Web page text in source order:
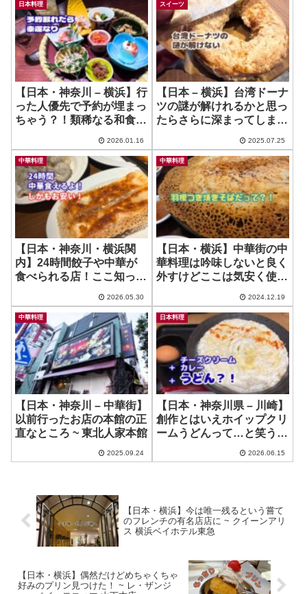
日本料理
【日本・神奈川 – 横浜】行
った人優先で予約が埋まっ
ちゃう？！類稀なる和食の
2026.01.16
スイーツ
【日本 – 横浜】台湾ドーナ
ツの謎が解けれるかと思っ
たらさらに深まってしまっ
2025.07.25
中華料理
【日本・神奈川・横浜関
内】24時間餃子や中華が
食べられる店！ここ知っと
2026.05.30
中華料理
【日本・横浜】中華街の中
華料理は吟味しないと良く
外すけどここは気安く使え
2024.12.19
中華料理
【日本・神奈川 – 中華街】
以前行ったお店の本館の正
直なところ ~ 東北人家本館
2025.09.24
日本料理
【日本・神奈川県 – 川崎】
創作とはいえホイップクリ
ームうどんって…と笑うこ
ん
2026.06.15
【日本・横浜】今は唯一残るという嘗て
のフレンチの有名店店に ~ クイーンアリ
ス 横浜ベイホテル東急
【日本・横浜】偶然だけどめちゃくちゃ
好みのプリン見つけた！ ~ レ・ザンジ